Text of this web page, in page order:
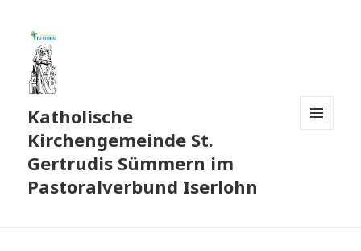
Katholische
Kirchengemeinde St.
Gertrudis Sümmern im
Pastoralverbund Iserlohn